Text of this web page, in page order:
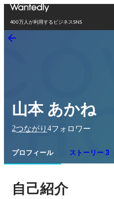
400万人が利用するビジネスSNS
山本 あかね
2つながり 4フォロワー
プロフィール ストーリー 3
自己紹介